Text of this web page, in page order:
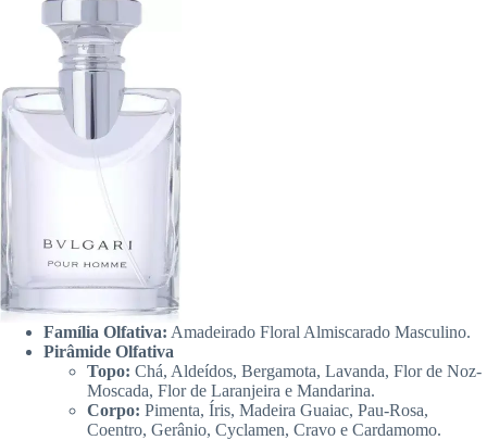
Família Olfativa: Amadeirado Floral Almiscarado Masculino.
Pirâmide Olfativa
Topo: Chá, Aldeídos, Bergamota, Lavanda, Flor de Noz-
Moscada, Flor de Laranjeira e Mandarina.
Corpo: Pimenta, Íris, Madeira Guaiac, Pau-Rosa,
Coentro, Gerânio, Cyclamen, Cravo e Cardamomo.